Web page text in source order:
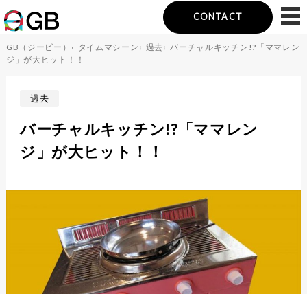
CONTACT
GB（ジービー） ‹ タイムマシーン ‹ 過去‹バーチャルキッチン!?「ママレン
ジ」が大ヒット！！
過去
バーチャルキッチン!?「ママレン
ジ」が大ヒット！！